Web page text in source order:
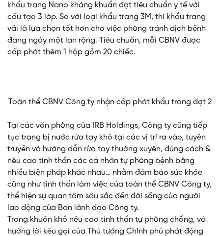
khẩu trang Nano kháng khuẩn đạt tiêu chuẩn y tế với
cấu tạo 3 lớp. So với loại khẩu trang 3M, thì khẩu trang
vải là lựa chọn tốt hơn cho việc phòng tránh dịch bệnh
đang ngày một lan rộng. Tiêu chuẩn, mỗi CBNV được
cấp phát thêm 1 hộp gồm 20 chiếc.
Toàn thể CBNV Công ty nhận cấp phát khẩu trang đợt 2
Tại các văn phòng của IRB Holdings, Công ty cũng tiếp
tục trang bị nước rửa tay khô tại các vị trí ra vào, tuyên
truyền và hướng dẫn rửa tay thường xuyên, đúng cách &
nêu cao tinh thần các cá nhân tự phòng bệnh bằng
nhiều biện pháp khác nhau… nhằm đảm bảo sức khỏe
cũng như tinh thần làm việc của toàn thể CBNV Công ty,
thể hiện sự quan tâm sâu sắc đến đời sống của người
lao động của Ban lãnh đạo Công ty.
Trong khuôn khổ nêu cao tinh thần tự phòng chống, và
hưởng lời kêu gọi của Thủ tướng Chính phủ phát động